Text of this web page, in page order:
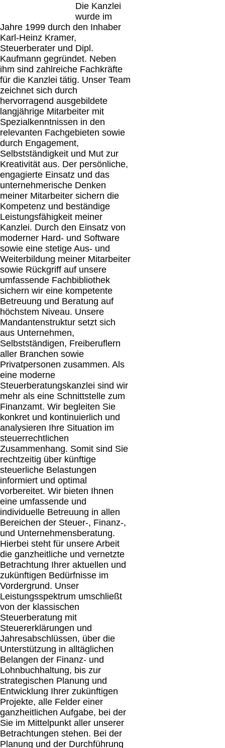
Die Kanzlei
wurde im
Jahre 1999 durch den Inhaber
Karl-Heinz Kramer,
Steuerberater und Dipl.
Kaufmann gegründet. Neben
ihm sind zahlreiche Fachkräfte
für die Kanzlei tätig. Unser Team
zeichnet sich durch
hervorragend ausgebildete
langjährige Mitarbeiter mit
Spezialkenntnissen in den
relevanten Fachgebieten sowie
durch Engagement,
Selbstständigkeit und Mut zur
Kreativität aus. Der persönliche,
engagierte Einsatz und das
unternehmerische Denken
meiner Mitarbeiter sichern die
Kompetenz und beständige
Leistungsfähigkeit meiner
Kanzlei. Durch den Einsatz von
moderner Hard- und Software
sowie eine stetige Aus- und
Weiterbildung meiner Mitarbeiter
sowie Rückgriff auf unsere
umfassende Fachbibliothek
sichern wir eine kompetente
Betreuung und Beratung auf
höchstem Niveau. Unsere
Mandantenstruktur setzt sich
aus Unternehmen,
Selbstständigen, Freiberuflern
aller Branchen sowie
Privatpersonen zusammen. Als
eine moderne
Steuerberatungskanzlei sind wir
mehr als eine Schnittstelle zum
Finanzamt. Wir begleiten Sie
konkret und kontinuierlich und
analysieren Ihre Situation im
steuerrechtlichen
Zusammenhang. Somit sind Sie
rechtzeitig über künftige
steuerliche Belastungen
informiert und optimal
vorbereitet. Wir bieten Ihnen
eine umfassende und
individuelle Betreuung in allen
Bereichen der Steuer-, Finanz-,
und Unternehmensberatung.
Hierbei steht für unsere Arbeit
die ganzheitliche und vernetzte
Betrachtung Ihrer aktuellen und
zukünftigen Bedürfnisse im
Vordergrund. Unser
Leistungsspektrum umschließt
von der klassischen
Steuerberatung mit
Steuererklärungen und
Jahresabschlüssen, über die
Unterstützung in alltäglichen
Belangen der Finanz- und
Lohnbuchhaltung, bis zur
strategischen Planung und
Entwicklung Ihrer zukünftigen
Projekte, alle Felder einer
ganzheitlichen Aufgabe, bei der
Sie im Mittelpunkt aller unserer
Betrachtungen stehen. Bei der
Planung und der Durchführung